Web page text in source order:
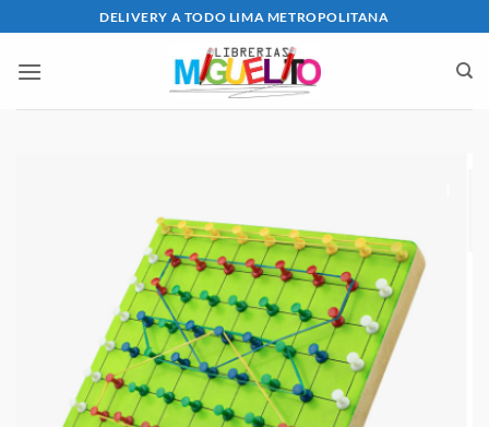
al
contenido
DELIVERY A TODO LIMA METROPOLITANA